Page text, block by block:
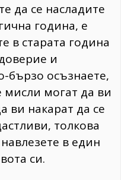
да се насладите
година, е
в старата година
и
бързо осъзнаете,
мисли могат да ви
ви накарат да се
толкова
в един
си.